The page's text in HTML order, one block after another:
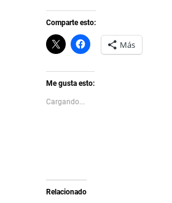
Comparte esto:
C
l
k
t
o
s
h
e
b
H
a
l
i
t
r
Más
Me gusta esto:
Cargando...
Relacionado